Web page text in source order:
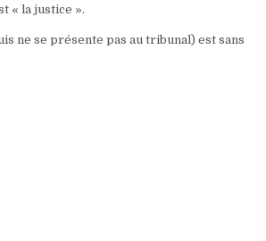
« la justice ».
ne se présente pas au tribunal) est sans